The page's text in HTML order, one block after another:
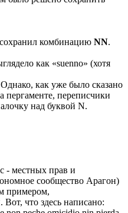
комбинацию NN.
как «suenno» (хотя
как уже было сказано
пергаменте, переписчики
над буквой N.
- местных прав и
сообщество Арагон)
примером,
что здесь написано: